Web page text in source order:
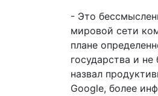
- Это
мировой сети
плане
государства и
назвал
Google, более